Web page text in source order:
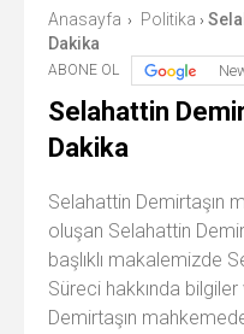
Anasayfa › Politika ›
Dakika
ABONE OL
Selahattin
Dakika
Selahattin Demirtaşın
oluşan Selahattin
başlıklı makalemizde
Süreci hakkında
Demirtaşın